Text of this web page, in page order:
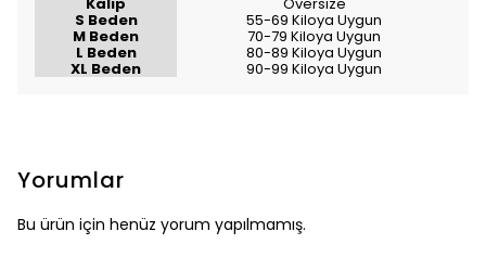
S Beden 55-69 Kiloya Uygun
M Beden 70-79 Kiloya Uygun
L Beden 80-89 Kiloya Uygun
XL Beden 90-99 Kiloya Uygun
Yorumlar
Bu ürün için henüz yorum yapılmamış.